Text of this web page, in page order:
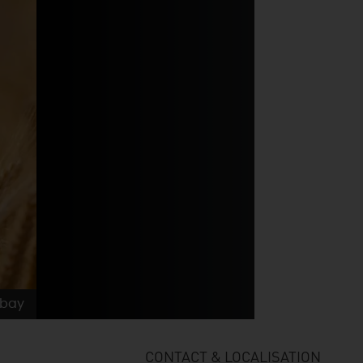
CONTACT & LOCALISATION